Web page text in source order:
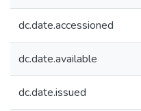
dc.date.accessioned
dc.date.available
dc.date.issued